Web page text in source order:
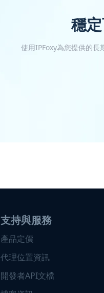
穩
使用IPFoxy為您提供的長
支持與服務
產品定價
代理位置資訊
開發者API文檔